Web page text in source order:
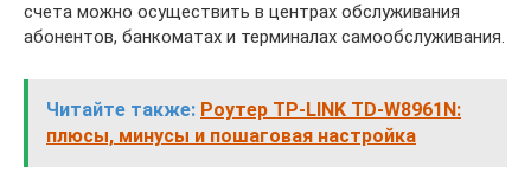
счета можно осуществить в центрах обслуживания
абонентов, банкоматах и терминалах самообслуживания.
Читайте также: Роутер TP-LINK TD-W8961N:
плюсы, минусы и пошаговая настройка